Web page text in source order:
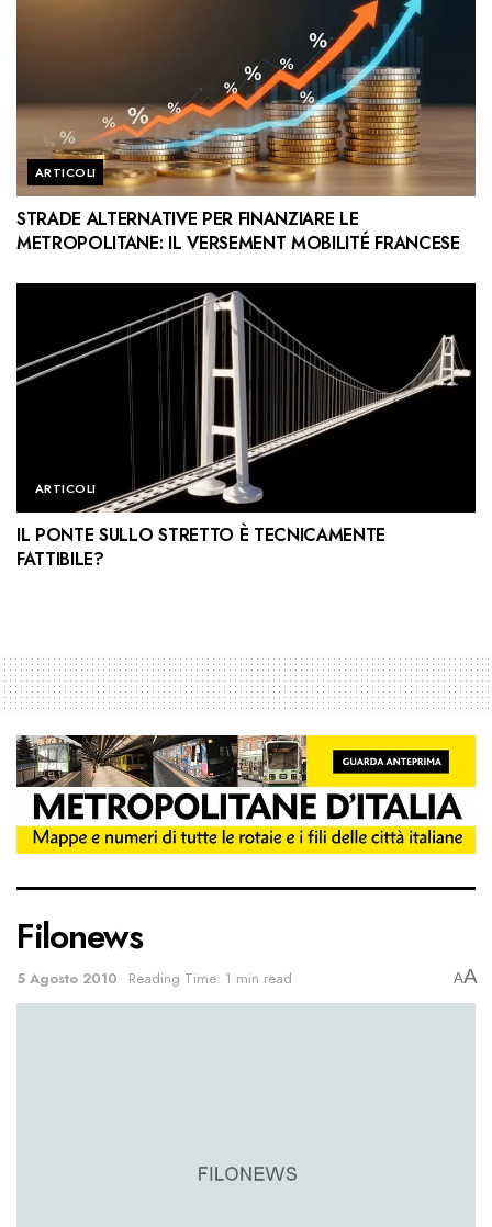
ARTICOLI
STRADE ALTERNATIVE PER FINANZIARE LE
METROPOLITANE: IL VERSEMENT MOBILITÉ FRANCESE
ARTICOLI
IL PONTE SULLO STRETTO È TECNICAMENTE
FATTIBILE?
Filonews
5 Agosto 2010 Reading Time: 1 min read AA